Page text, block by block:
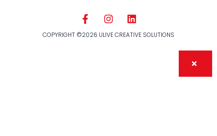
COPYRIGHT ©2026 ULIVE CREATIVE SOLUTIONS